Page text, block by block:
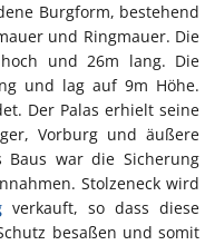
Burgform, bestehend
und Ringmauer. Die
und 26m lang. Die
und lag auf 9m Höhe.
Der Palas erhielt seine
Vorburg und äußere
Baus war die Sicherung
Stolzeneck wird
verkauft, so dass diese
besaßen und somit